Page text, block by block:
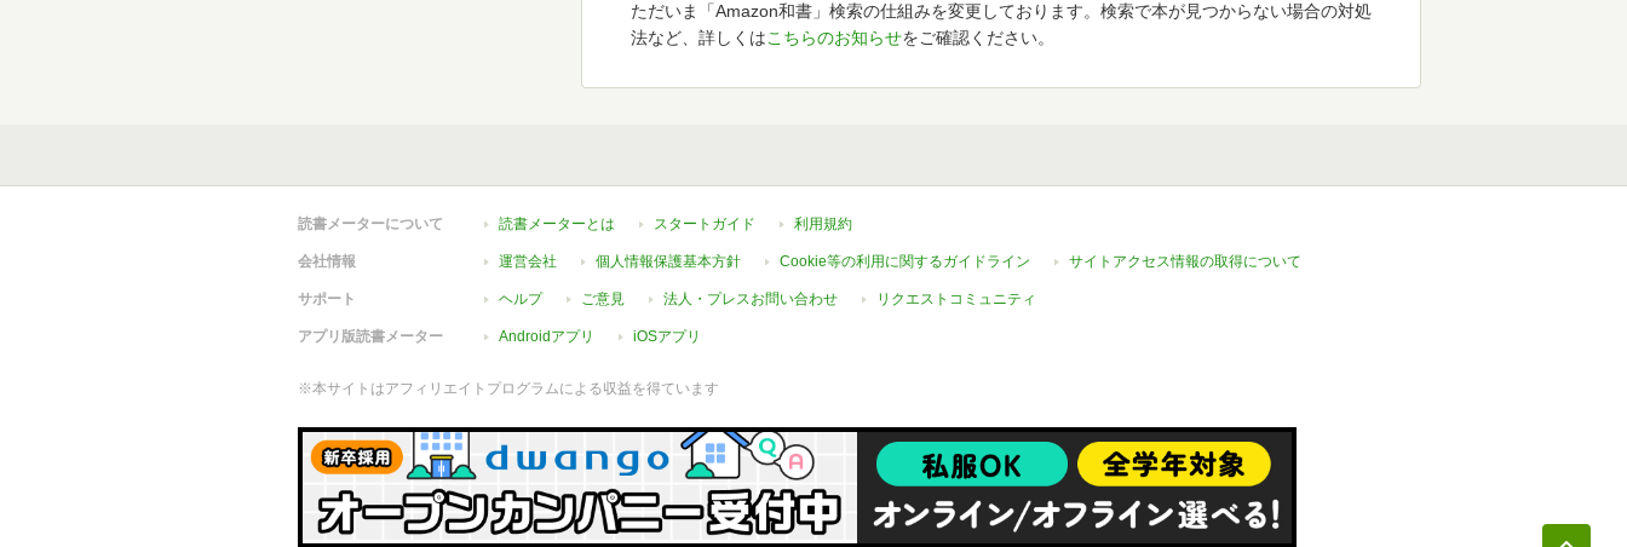
ただいま「Amazon和書」検索の仕組みを変更しております。検索で本が見つからない場合の対処
法など、詳しくはこちらのお知らせをご確認ください。
読書メーターについて 読書メーターとは スタートガイド 利用規約
会社情報 運営会社 個人情報保護基本方針 Cookie等の利用に関するガイドライン サイトアクセス情報の取得について
サポート ヘルプ ご意見 法人・プレスお問い合わせ リクエストコミュニティ
アプリ版読書メーター Androidアプリ iOSアプリ
※本サイトはアフィリエイトプログラムによる収益を得ています